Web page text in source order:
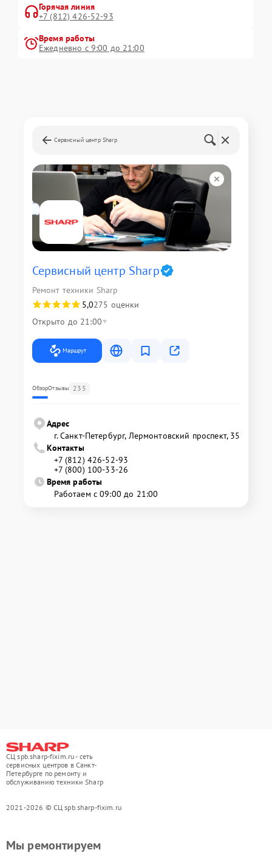
Горячая линия
+7 (812) 426-52-93
Время работы
Ежедневно с 9:00 до 21:00
Сервисный центр Sharp
Сервисный центр Sharp
Ремонт техники Sharp
5,0275 оценки
Открыто до 21:00
Маршрут
ОбзорОтзывы 235
Адрес
г. Санкт-Петербург, Лермонтовский проспект, 35
Контакты
+7 (812) 426-52-93
+7 (800) 100-33-26
Время работы
Работаем с 09:00 до 21:00
СЦ spb.sharp-fixim.ru - сеть
сервисных центров в Санкт-
Петербурге по ремонту и
обслуживанию техники Sharp
2021-2026 © СЦ spb.sharp-fixim.ru
Мы ремонтируем